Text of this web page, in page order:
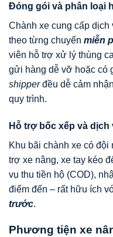
Đóng gói và phân loại
Chành xe cung cấp dịch
theo từng chuyến miễn
viên hỗ trợ xử lý thùng
gửi hàng dễ vỡ hoặc có
shipperđều dễ cảm
quy trình.
Hỗ trợ bốc xếp và dịch
Khu bãi chành xe có
trợ xe nâng, xe tay kéo
vụ thu tiền hộ (COD),
điểm đến – rất hữu ích
trước.
Phương tiện xe